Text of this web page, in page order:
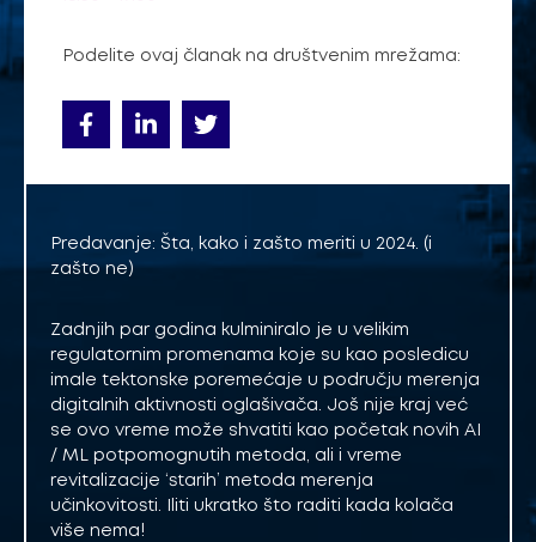
Podelite ovaj članak na društvenim mrežama:
Predavanje: Šta, kako i zašto meriti u 2024. (i
zašto ne)
Zadnjih par godina kulminiralo je u velikim
regulatornim promenama koje su kao posledicu
imale tektonske poremećaje u području merenja
digitalnih aktivnosti oglašivača. Još nije kraj već
se ovo vreme može shvatiti kao početak novih AI
/ ML potpomognutih metoda, ali i vreme
revitalizacije ‘starih’ metoda merenja
učinkovitosti. Iliti ukratko što raditi kada kolača
više nema!